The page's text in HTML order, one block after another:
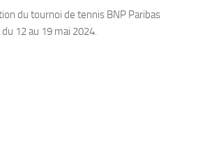
du tournoi de tennis BNP Paribas
12 au 19 mai 2024.